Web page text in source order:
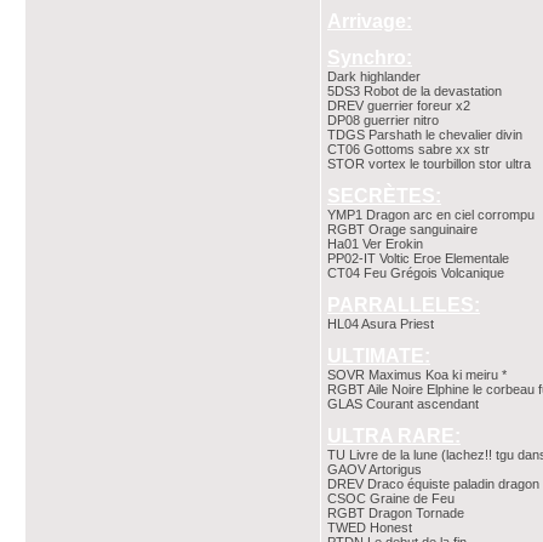
Arrivage:
Synchro:
Dark highlander
5DS3 Robot de la devastation
DREV guerrier foreur x2
DP08 guerrier nitro
TDGS Parshath le chevalier divin
CT06 Gottoms sabre xx str
STOR vortex le tourbillon stor ultra
SECRÈTES:
YMP1 Dragon arc en ciel corrompu
RGBT Orage sanguinaire
Ha01 Ver Erokin
PP02-IT Voltic Eroe Elementale
CT04 Feu Grégois Volcanique
PARRALLELES:
HL04 Asura Priest
ULTIMATE:
SOVR Maximus Koa ki meiru *
RGBT Aile Noire Elphine le corbeau
GLAS Courant ascendant
ULTRA RARE:
TU Livre de la lune (lachez!! tgu
GAOV Artorigus
DREV Draco équiste paladin dragon
CSOC Graine de Feu
RGBT Dragon Tornade
TWED Honest